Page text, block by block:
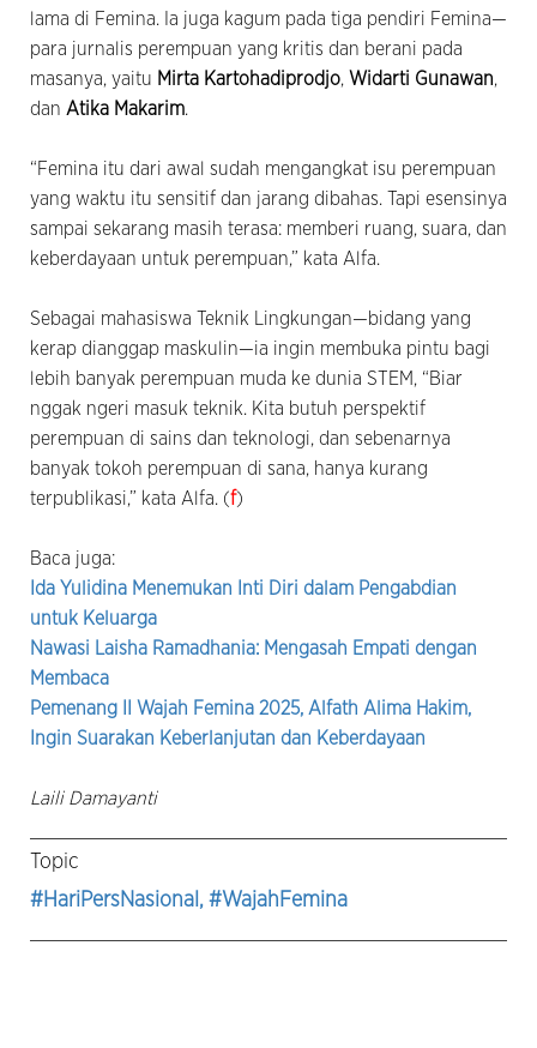
lama di Femina. Ia juga kagum pada tiga pendiri Femina—
para jurnalis perempuan yang kritis dan berani pada
masanya, yaitu Mirta Kartohadiprodjo, Widarti Gunawan,
dan Atika Makarim.
“Femina itu dari awal sudah mengangkat isu perempuan
yang waktu itu sensitif dan jarang dibahas. Tapi esensinya
sampai sekarang masih terasa: memberi ruang, suara, dan
keberdayaan untuk perempuan,” kata Alfa.
Sebagai mahasiswa Teknik Lingkungan—bidang yang
kerap dianggap maskulin—ia ingin membuka pintu bagi
lebih banyak perempuan muda ke dunia STEM, “Biar
nggak ngeri masuk teknik. Kita butuh perspektif
perempuan di sains dan teknologi, dan sebenarnya
banyak tokoh perempuan di sana, hanya kurang
terpublikasi,” kata Alfa. (f)
Baca juga:
Ida Yulidina Menemukan Inti Diri dalam Pengabdian
untuk Keluarga
Nawasi Laisha Ramadhania: Mengasah Empati dengan
Membaca
Pemenang II Wajah Femina 2025, Alfath Alima Hakim,
Ingin Suarakan Keberlanjutan dan Keberdayaan
Laili Damayanti
Topic
#HariPersNasional , #WajahFemina